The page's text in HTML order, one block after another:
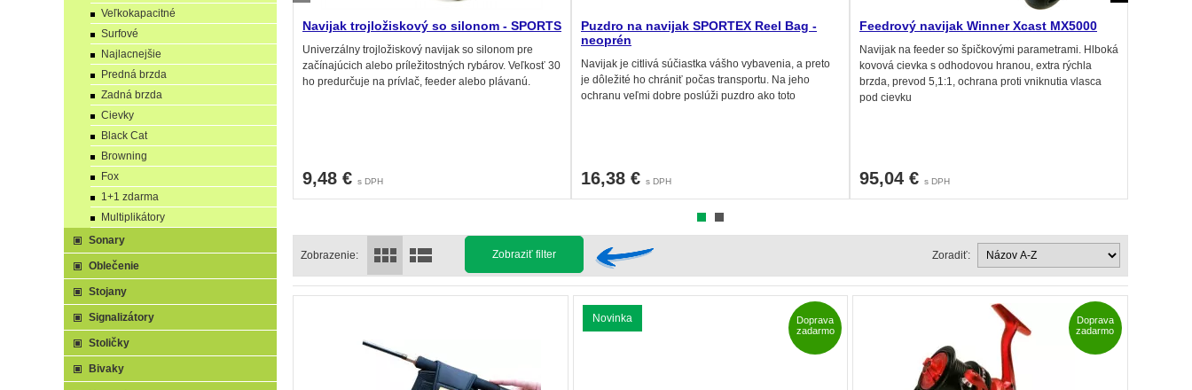
Navijak trojložiskový so silonom - SPORTS
Univerzálny trojložiskový navijak so silonom pre
začínajúcich alebo príležitostných rybárov. Veľkosť 30
ho predurčuje na prívlač, feeder alebo plávanú.
9,48 € s DPH
Puzdro na navijak SPORTEX Reel Bag -
neoprén
Navijak je citlivá súčiastka vášho vybavenia, a preto
je dôležité ho chrániť počas transportu. Na jeho
ochranu veľmi dobre poslúži puzdro ako toto
16,38 € s DPH
Feedrový navijak Winner Xcast MX5000
Navijak na feeder so špičkovými parametrami. Hlboká
kovová cievka s odhodovou hranou, extra rýchla
brzda, prevod 5,1:1, ochrana proti vniknutia vlasca
pod cievku
95,04 € s DPH
Zobrazenie: Zobraziť filter Zoradiť:
Novinka
Doprava
zadarmo
Doprava
zadarmo
Veľkokapacitné
Surfové
Najlacnejšie
Predná brzda
Zadná brzda
Cievky
Black Cat
Browning
Fox
1+1 zdarma
Multiplikátory
Sonary
Oblečenie
Stojany
Signalizátory
Stoličky
Bivaky